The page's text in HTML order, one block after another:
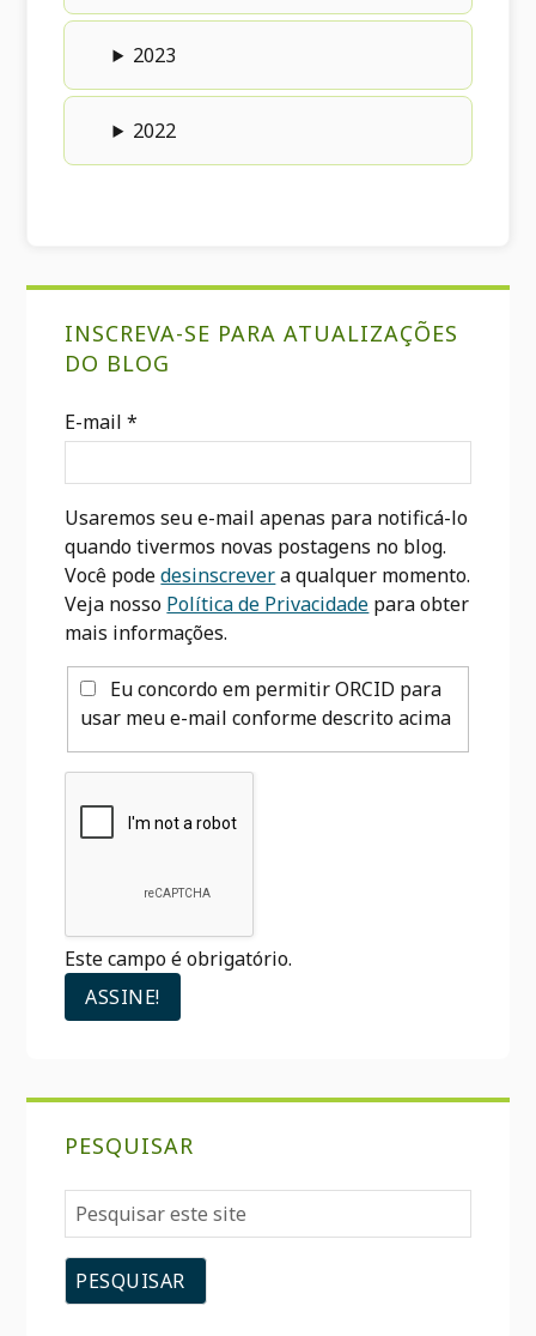
2023
2022
primária
INSCREVA-SE PARA ATUALIZAÇÕES
DO BLOG
E-mail*
Usaremos seu e-mail apenas para notificá-lo
quando tivermos novas postagens no blog.
Você podedesinscrevera qualquer momento.
Veja nosso Política de Privacidade para obter
mais informações.
Eu concordo em permitir ORCID para
usar meu e-mail conforme descrito acima
Este campo é obrigatório.
PESQUISAR
Pesquisar
este
site